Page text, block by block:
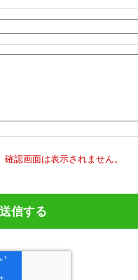
確認画面は表示されません。